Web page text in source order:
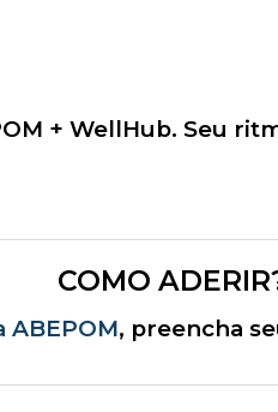
+ WellHub. Seu
COMO
ABEPOM, preencha